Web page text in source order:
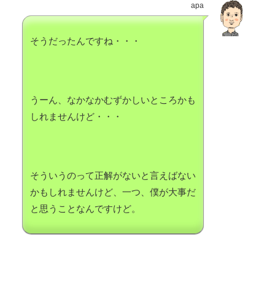
apa
そうだったんですね・・・
うーん、なかなかむずかしいところかも
しれませんけど・・・
そういうのって正解がないと言えばない
かもしれませんけど、一つ、僕が大事だ
と思うことなんですけど。